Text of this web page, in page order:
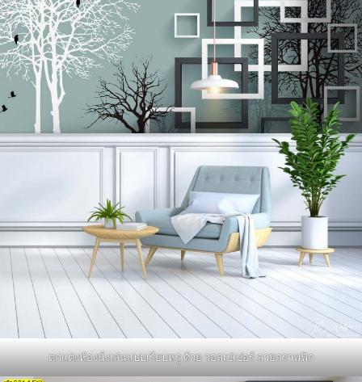
ตกแต่งห้องนั่งเล่นแบบเรียบหรู ด้วย วอลเปเปอร์ ลายกราฟฟิก